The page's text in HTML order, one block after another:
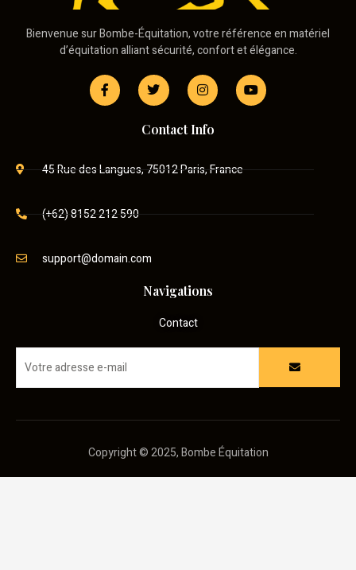
Bienvenue sur Bombe-Équitation, votre référence en matériel
d’équitation alliant sécurité, confort et élégance.
Contact Info
45 Rue des Langues, 75012 Paris, France
(+62) 8152 212 590
support@domain.com
Navigations
Contact
Copyright © 2025, Bombe Équitation